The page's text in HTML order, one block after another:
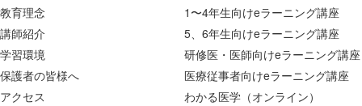
教育理念
講師紹介
学習環境
保護者の皆様へ
アクセス
1〜4年生向けeラーニング講座
5、6年生向けeラーニング講座
研修医・医師向けeラーニング講座
医療従事者向けeラーニング講座
わかる医学（オンライン）